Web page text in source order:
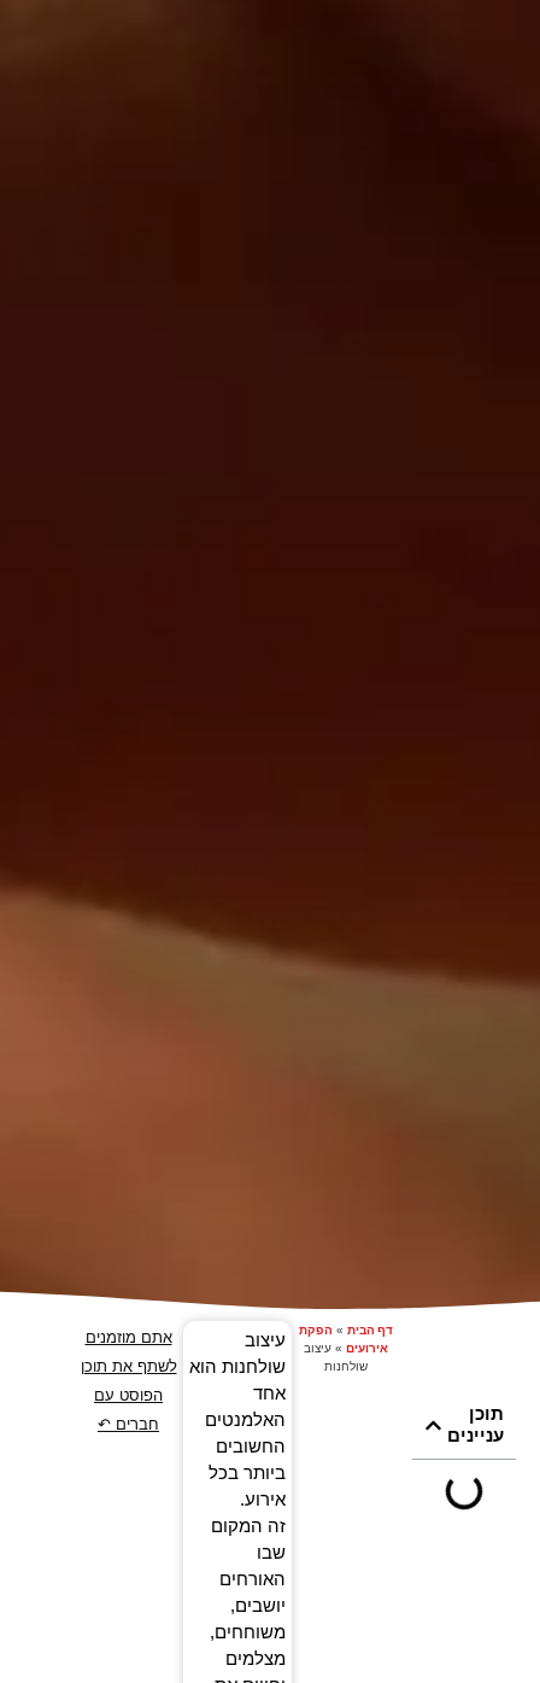
דף הבית » הפקת
אירועים »עיצוב
שולחנות
עיצוב
שולחנות הוא
אחד
האלמנטים
החשובים
ביותר בכל
אירוע.
זה המקום
שבו
האורחים
יושבים,
משוחחים,
מצלמים
תוכן
עניינים
אתם מוזמנים
לשתף את תוכן
הפוסט עם
חברים ↶